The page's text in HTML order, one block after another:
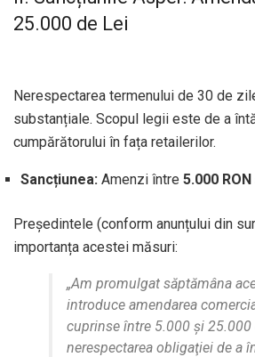
25.000 de Lei
Nerespectarea termenului de 30 de
substanțiale. Scopul legii este de a
cumpărătorului în fața retailerilor.
Sancțiunea: Amenzi între 5.000
Președintele (conform anunțului din
importanța acestei măsuri:
„Am promulgat săptămâna
introduce amendarea
cuprinse între 5.000 şi 25.000
nerespectarea obligaţiei de a